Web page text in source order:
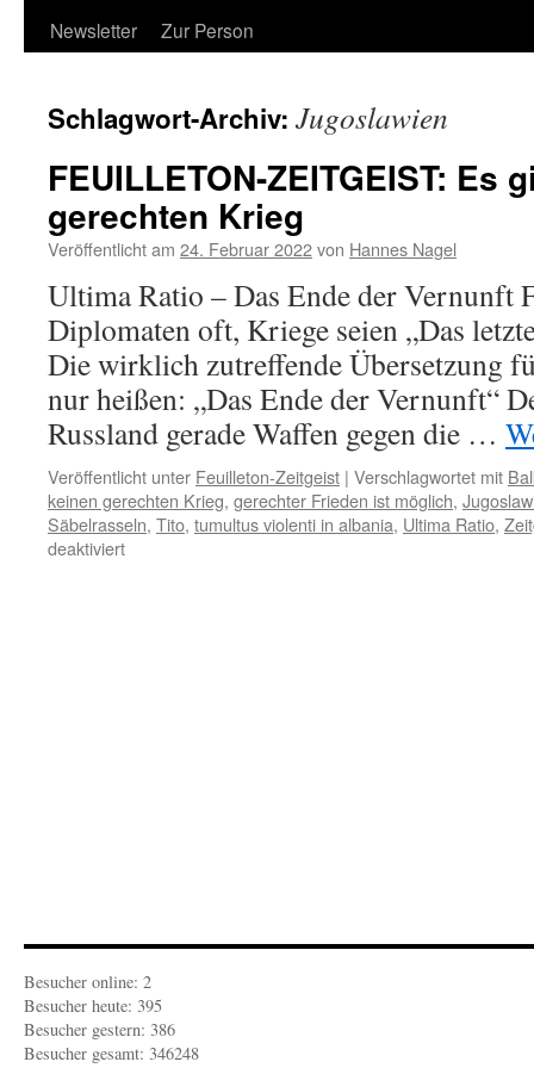
Newsletter
Zur Person
Schlagwort-Archiv: Jugoslawien
FEUILLETON-ZEITGEIST: Es
gerechten Krieg
Veröffentlicht am 24. Februar 2022von Hannes Nagel
Ultima Ratio – Das Ende der Vernunft
Diplomaten oft, Kriege seien „Das
Die wirklich zutreffende Übersetzung
nur heißen: „Das Ende der Vernunft“
Russland gerade Waffen gegen die …
Veröffentlicht unter Feuilleton-Zeitgeist | Verschlagwortet mit
keinen gerechten Krieg, gerechter Frieden ist möglich,
Säbelrasseln, Tito, tumultus violenti in albania, Ultima Ratio,
deaktiviertfür
Besucher online: 2
Besucher heute: 395
Besucher gestern: 386
Besucher gesamt: 346248